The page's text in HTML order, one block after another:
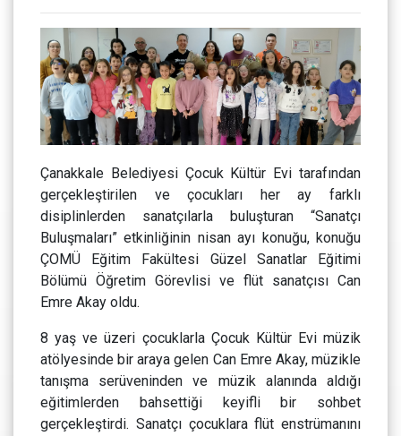
Çanakkale Belediyesi Çocuk Kültür Evi tarafından
gerçekleştirilen ve çocukları her ay farklı
disiplinlerden sanatçılarla buluşturan “Sanatçı
Buluşmaları” etkinliğinin nisan ayı konuğu, konuğu
ÇOMÜ Eğitim Fakültesi Güzel Sanatlar Eğitimi
Bölümü Öğretim Görevlisi ve flüt sanatçısı Can
Emre Akay oldu.
8 yaş ve üzeri çocuklarla Çocuk Kültür Evi müzik
atölyesinde bir araya gelen Can Emre Akay, müzikle
tanışma serüveninden ve müzik alanında aldığı
eğitimlerden bahsettiği keyifli bir sohbet
gerçekleştirdi. Sanatçı çocuklara flüt enstrümanını